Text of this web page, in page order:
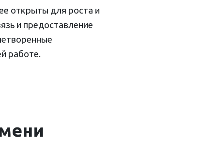
открыты для роста и
и предоставление
работе.